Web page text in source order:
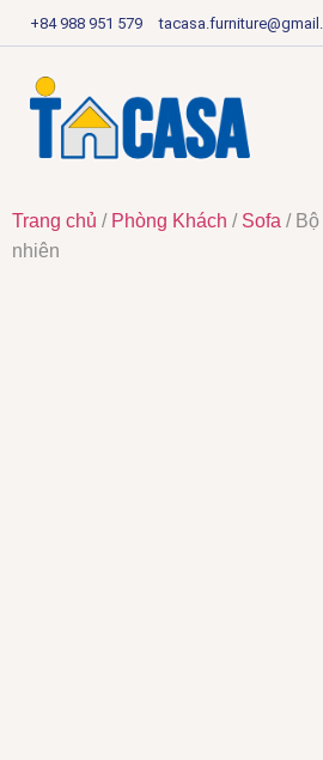
+84 988 951 579
Trang chủ / Phòng Khách / Sofa /
nhiên